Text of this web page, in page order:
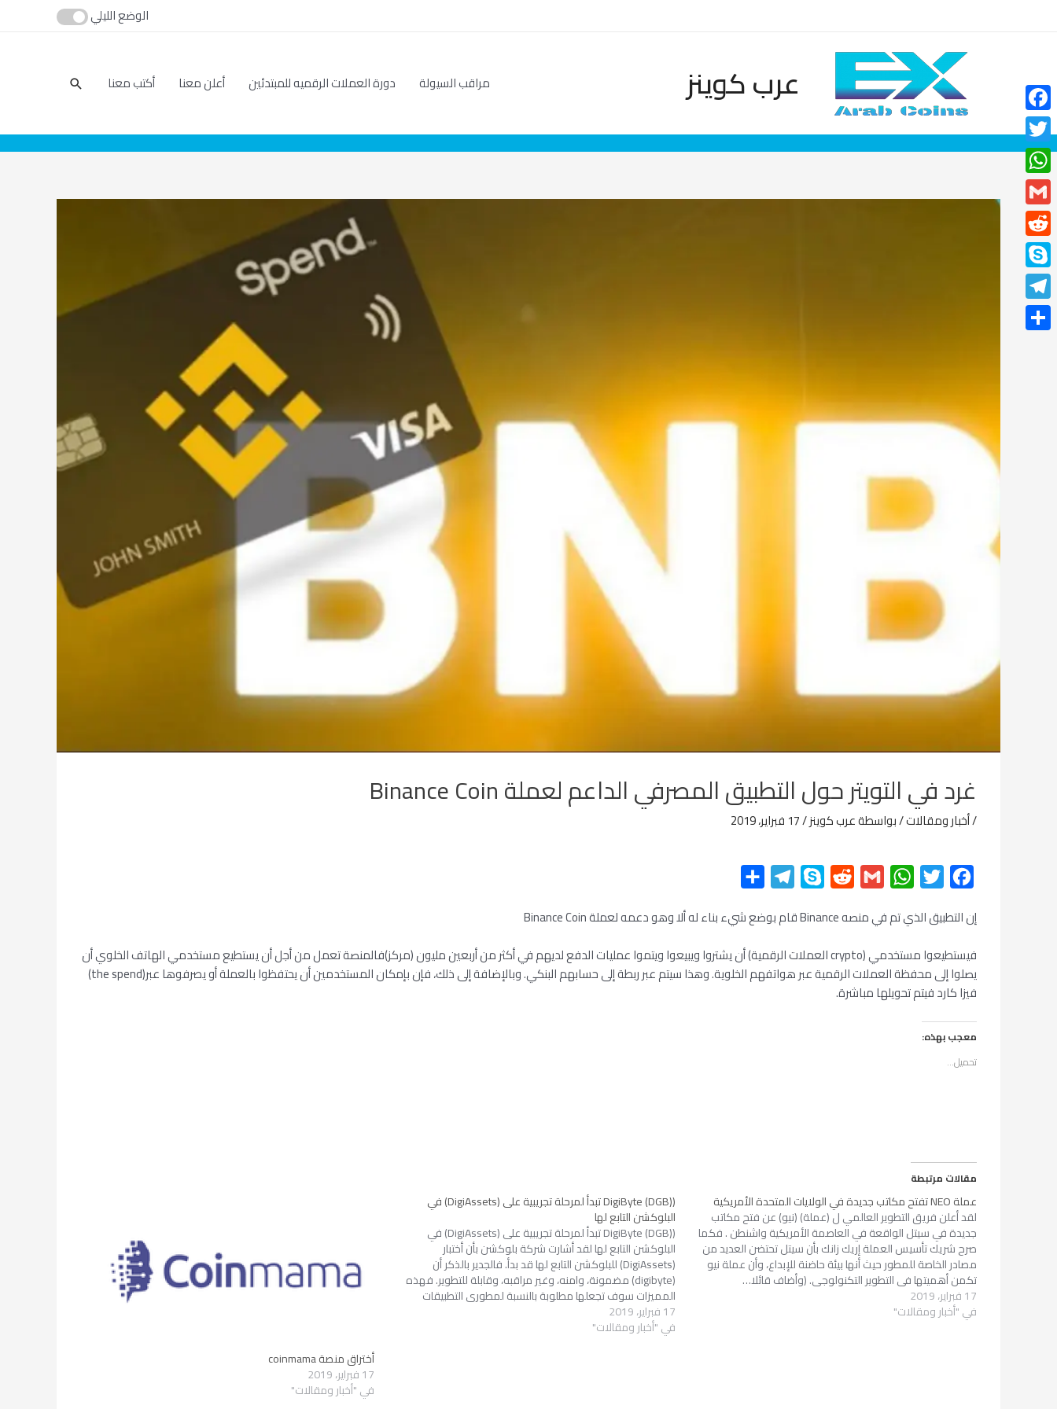
الوضع الليلي
عرب كوينز مراقب السيولة دورة العملات الرقميه للمبتدئين أعلن معنا أكتب معنا بحث
غرد في التويتر حول التطبيق المصرفي الداعم لعملة Binance Coin
/أخبار ومقالات/ بواسطةعرب كوينز/17 فبراير، 2019
c
e
b
o
o
k
i
t
t
e
W
a
t
s
A
a
i
l
d
d
i
y
p
e
l
e
g
ر
إن التطبيق الذي تم في منصه Binance قام بوضع شيء بناء له ألا وهو دعمه لعملة Binance Coin
فيستطيعوا مستخدمي (crypto العملات الرقمية) أن يشتروا ويبيعوا ويتموا عمليات الدفع لديهم في أكثر من أربعين مليون (مركز)فالمنصة تعمل من أجل أن يستطيع مستخدمي الهاتف الخلوي أن
يصلوا إلى محفظة العملات الرقمية عبر هواتفهم الخلوية. وهذا سيتم عبر ربطة إلى حسابهم البنكي. وبالإضافة إلى ذلك، فإن بإمكان المستخدمين أن يحتفظوا بالعملة أو يصرفوها عبر(the spend)
فيزا كارد فيتم تحويلها مباشرة.
معجب بهذه:
تحميل...
مقالات مرتبطة
عملة NEO تفتح مكاتب جديدة في الولايات المتحدة الأمريكية
لقد أعلن فريق التطوير العالمي ل (عملة) (نيو) عن فتح مكاتب
جديدة في سيتل الواقعة في العاصمة الأمريكية واشنطن . فكما
صرح شريك تأسيس العملة إريك زانك بأن سيتل تحتضن العديد من
مصادر الخاصة للمطور حيث أنها بيئة حاضنة للإبداع، وأن عملة نيو
تكمن أهميتها في التطوير التكنولوجي. (وأضاف قائلا…
17 فبراير، 2019
في "أخبار ومقالات"
(DigiByte (DGB) تبدأ لمرحلة تجريبية على (DigiAssets) في
البلوكشن التابع لها
(DigiByte (DGB) تبدأ لمرحلة تجريبية على (DigiAssets) في
البلوكشن التابع لها لقد أشارت شركة بلوكشن بأن أختبار
(DigiAssets) للبلوكشن التابع لها قد بدأ. فالجدير بالذكر أن
(digibyte) مضمونة، وامنه، وغير مراقبه، وقابلة للتطوير. فهذه
المميزات سوف تجعلها مطلوبة بالنسبة لمطوري التطبيقات
الامركزية وفق لما أشارت له طاقم (digibyte) في الصحافة…
17 فبراير، 2019
في "أخبار ومقالات"
أختراق منصة coinmama
17 فبراير، 2019
في "أخبار ومقالات"
Facebook
Twitter
WhatsApp
Gmail
Reddit
Skype
Telegram